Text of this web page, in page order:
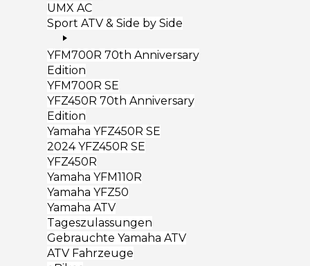
UMX AC
Sport ATV & Side by Side
YFM700R 70th Anniversary
Edition
YFM700R SE
YFZ450R 70th Anniversary
Edition
Yamaha YFZ450R SE
2024 YFZ450R SE
YFZ450R
Yamaha YFM110R
Yamaha YFZ50
Yamaha ATV
Tageszulassungen
Gebrauchte Yamaha ATV
ATV Fahrzeuge